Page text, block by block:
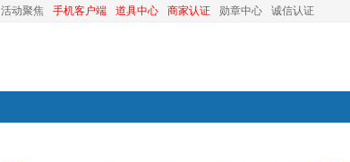
活动聚焦 手机客户端 道具中心 商家认证 勋章中心 诚信认证